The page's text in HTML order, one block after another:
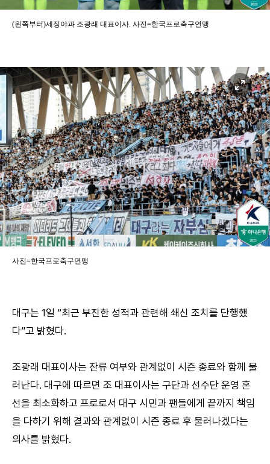
(왼쪽부터)세징야과 조광래 대표이사. 사진=한국프로축구연맹
사진=한국프로축구연맹
대구는 1일 “최근 부진한 성적과 관련해 쇄신 조치를 단행했
다”고 밝혔다.
조광래 대표이사는 잔류 여부와 관계없이 시즌 종료와 함께 물
러난다. 대구에 따르면 조 대표이사는 구단과 선수단 운영 혼
선을 최소화하고 프로로서 대구 시민과 팬들에게 끝까지 책임
을 다하기 위해 결과와 관계없이 시즌 종료 후 물러나겠다는
의사를 밝혔다.